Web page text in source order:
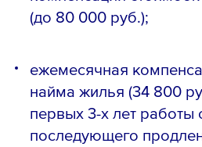
(до 80 000 руб.);
ежемесячная
найма жилья (34 800
первых 3-х лет
последующего